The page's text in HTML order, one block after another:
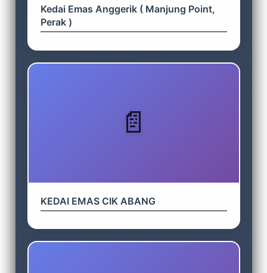
Kedai Emas Anggerik ( Manjung Point,
Perak )
KEDAI EMAS CIK ABANG